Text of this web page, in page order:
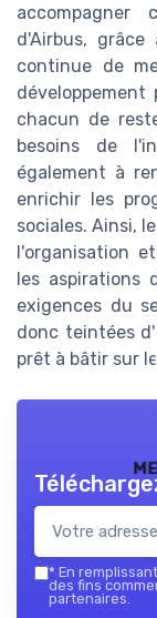
d'Airbus, grâce
continue de
développement
chacun de
besoins de
également à
enrichir les
sociales. Ainsi,
l'organisation
les aspirations
exigences du
donc teintées
prêt à bâtir sur
* En
des fins
partenaires.